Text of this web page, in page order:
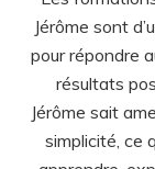
formation
personnels.